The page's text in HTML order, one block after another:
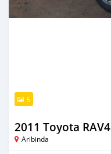
5
2011 Toyota RAV4
Aribinda